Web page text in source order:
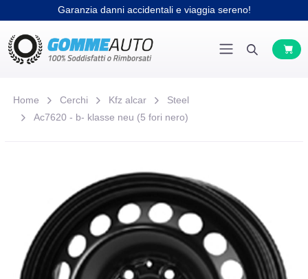
Garanzia danni accidentali e viaggia sereno!
Home Cerchi Kfz alcar
Steel
Ac7620 - b- klasse neu (5 fori nero)